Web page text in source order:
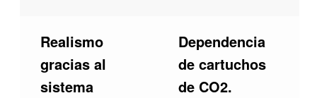
Realismo
gracias al
sistema
Dependencia
de cartuchos
de CO2.